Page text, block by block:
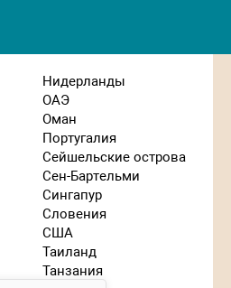
Нидерланды
ОАЭ
Оман
Португалия
Сейшельские острова
Сен-Бартельми
Сингапур
Словения
США
Таиланд
Танзания